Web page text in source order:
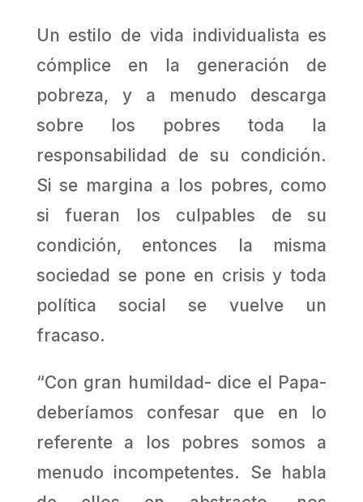
Un estilo de vida individualista es
cómplice en la generación de
pobreza, y a menudo descarga
sobre los pobres toda la
responsabilidad de su condición.
Si se margina a los pobres, como
si fueran los culpables de su
condición, entonces la misma
sociedad se pone en crisis y toda
política social se vuelve un
fracaso.
“Con gran humildad- dice el Papa-
deberíamos confesar que en lo
referente a los pobres somos a
menudo incompetentes. Se habla